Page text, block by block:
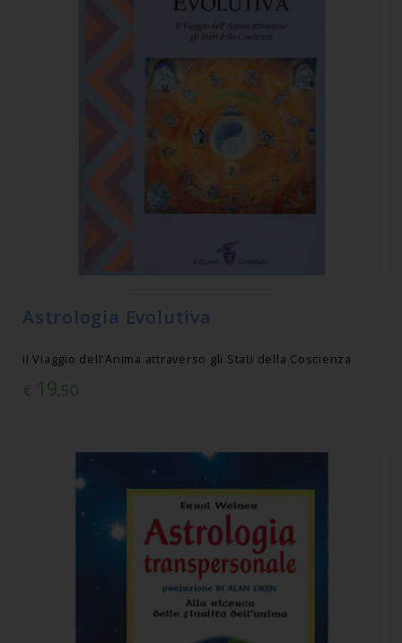
Astrologia Evolutiva
Il Viaggio dell'Anima attraverso gli Stati della Coscienza
€ 19,50